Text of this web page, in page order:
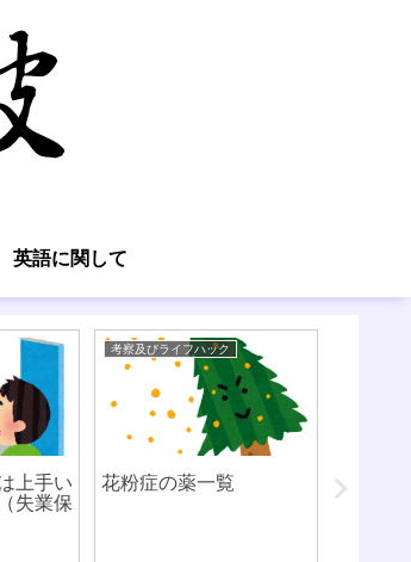
英語に関して
上手い
失業保
考察及びライフハック
花粉症の薬一覧